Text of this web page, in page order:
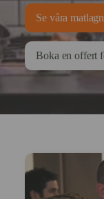
Se våra
Boka en offert